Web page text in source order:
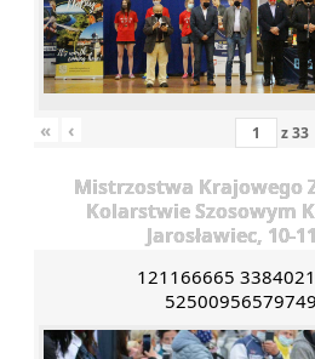
« ‹ z33
Mistrzostwa Krajowego
Kolarstwie Szosowym
Jarosławiec, 10-
121166665